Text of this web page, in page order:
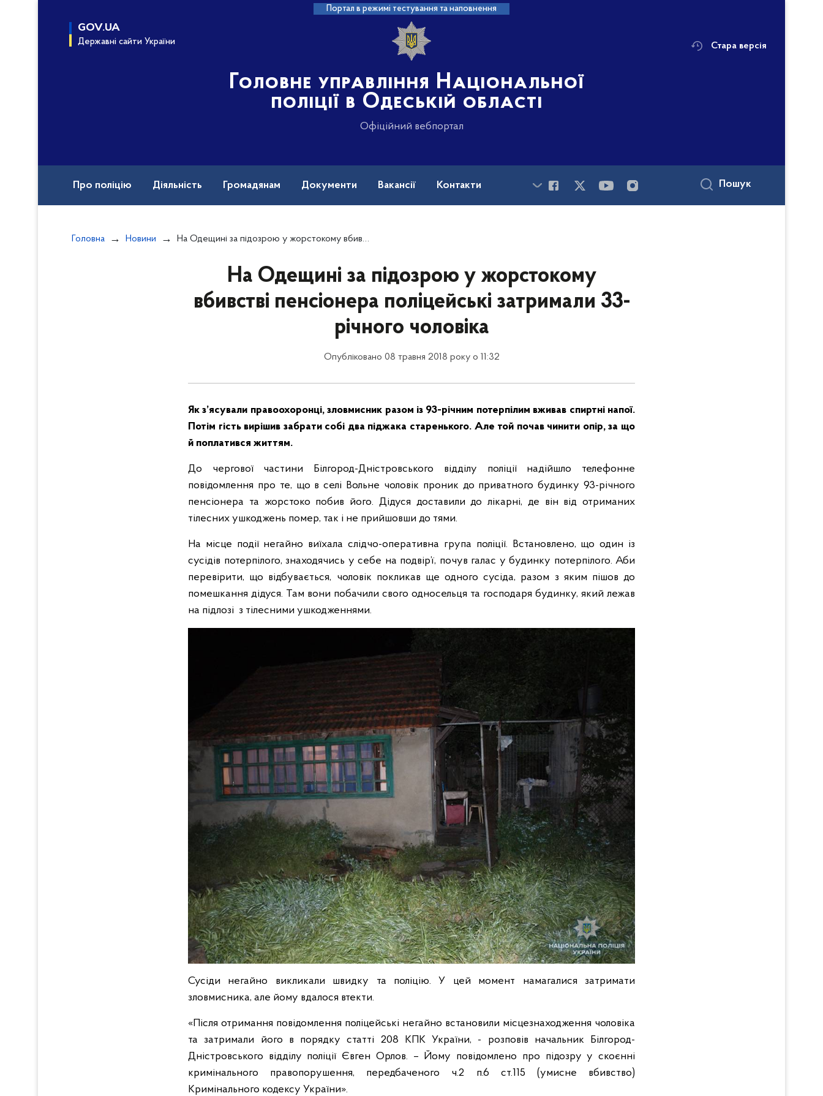
Портал в режимі тестування та наповнення
GOV.UA
Державні сайти України
Головне управління Національної
поліції в Одеській області
Офіційний вебпортал
Стара версія
Про поліцію Діяльність Громадянам Документи Вакансії Контакти Пошук
Головна Новини На Одещині за підозрою у жорстокому вбивстві пенсіонера поліцейські затримали 33-річного чоловіка
На Одещині за підозрою у жорстокому
вбивстві пенсіонера поліцейські затримали 33-
річного чоловіка
Опубліковано 08 травня 2018 року о 11:32
Як з’ясували правоохоронці, зловмисник разом із 93-річним потерпілим вживав спиртні напої.
Потім гість вирішив забрати собі два піджака старенького. Але той почав чинити опір, за що
й поплатився життям.
До чергової частини Білгород-Дністровського відділу поліції надійшло телефонне
повідомлення про те, що в селі Вольне чоловік проник до приватного будинку 93-річного
пенсіонера та жорстоко побив його. Дідуся доставили до лікарні, де він від отриманих
тілесних ушкоджень помер, так і не прийшовши до тями.
На місце події негайно виїхала слідчо-оперативна група поліції. Встановлено, що один із
сусідів потерпілого, знаходячись у себе на подвір’ї, почув галас у будинку потерпілого. Аби
перевірити, що відбувається, чоловік покликав ще одного сусіда, разом з яким пішов до
помешкання дідуся. Там вони побачили свого односельця та господаря будинку, який лежав
на підлозі з тілесними ушкодженнями.
Сусіди негайно викликали швидку та поліцію. У цей момент намагалися затримати
зловмисника, але йому вдалося втекти.
«Після отримання повідомлення поліцейські негайно встановили місцезнаходження чоловіка
та затримали його в порядку статті 208 КПК України, - розповів начальник Білгород-
Дністровського відділу поліції Євген Орлов. – Йому повідомлено про підозру у скоєнні
кримінального правопорушення, передбаченого ч.2 п.6 ст.115 (умисне вбивство)
Кримінального кодексу України».